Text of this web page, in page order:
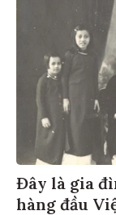
Đây là gia
hàng đầu